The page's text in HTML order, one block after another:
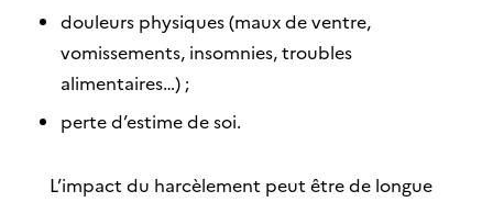
douleurs physiques (maux de ventre,
vomissements, insomnies, troubles
alimentaires…) ;
perte d’estime de soi.
L’impact du harcèlement peut être de longue